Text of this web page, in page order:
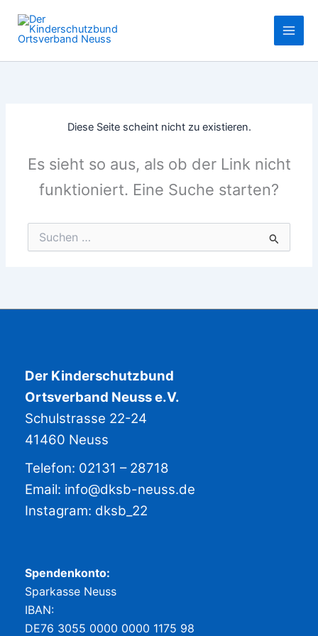
Inhalt
springen
Diese Seite scheint nicht zu existieren.
Es sieht so aus, als ob der Link nicht
funktioniert. Eine Suche starten?
Suchen
nach:
Der Kinderschutzbund
Ortsverband Neuss e.V.
Schulstrasse 22-24
41460 Neuss
Telefon: 02131 – 28718
Email: info@dksb-neuss.de
Instagram: dksb_22
Spendenkonto:
Sparkasse Neuss
IBAN:
DE76 3055 0000 0000 1175 98